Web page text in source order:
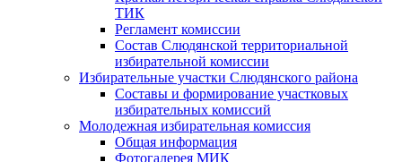
ТИК
Регламент комиссии
Состав Слюдянской территориальной
избирательной комиссии
Избирательные участки Слюдянского района
Составы и формирование участковых
избирательных комиссий
Молодежная избирательная комиссия
Общая информация
Фотогалерея МИК